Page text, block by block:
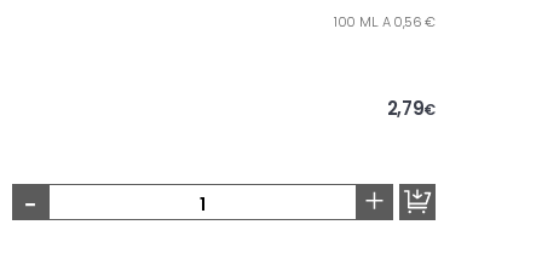
100 ML. A 0,56 €
2,79€
- +